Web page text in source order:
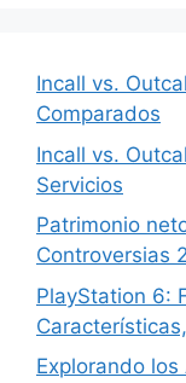
Incall vs.
Comparados
Incall vs.
Servicios
Patrimonio
Controversias
PlayStation 6:
Explorando